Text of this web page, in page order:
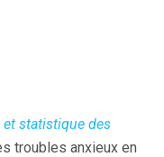
statistique des
troubles anxieux en